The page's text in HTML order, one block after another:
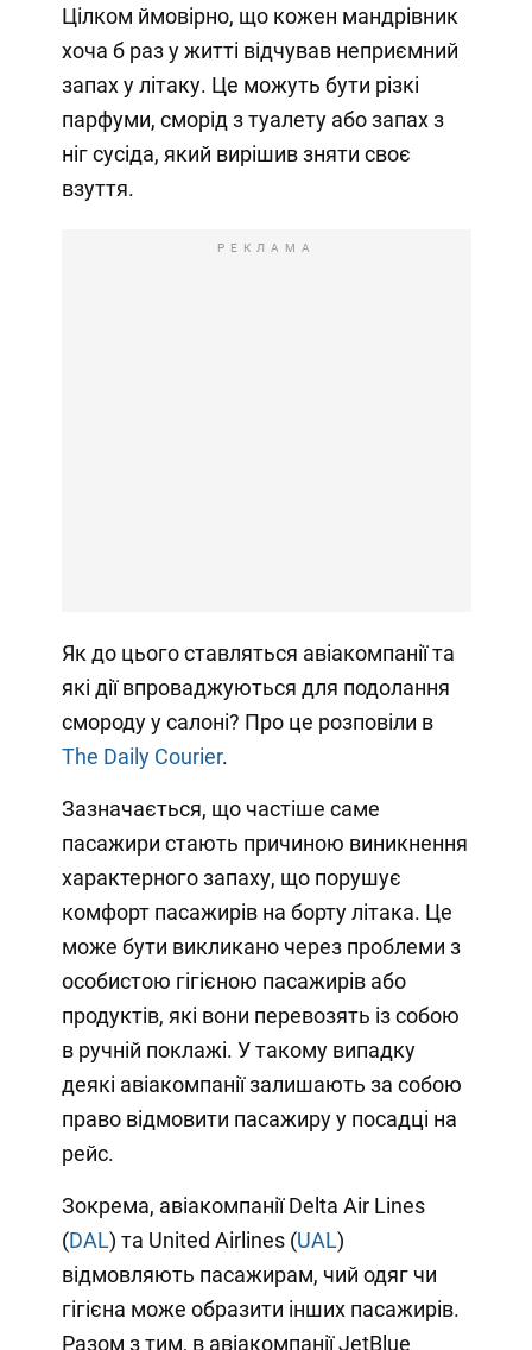
Цілком ймовірно, що кожен мандрівник
хоча б раз у житті відчував неприємний
запах у літаку. Це можуть бути різкі
парфуми, сморід з туалету або запах з
ніг сусіда, який вирішив зняти своє
взуття.
РЕКЛАМА
Як до цього ставляться авіакомпанії та
які дії впроваджуються для подолання
смороду у салоні? Про це розповіли в
The Daily Courier.
Зазначається, що частіше саме
пасажири стають причиною виникнення
характерного запаху, що порушує
комфорт пасажирів на борту літака. Це
може бути викликано через проблеми з
особистою гігієною пасажирів або
продуктів, які вони перевозять із собою
в ручній поклажі. У такому випадку
деякі авіакомпанії залишають за собою
право відмовити пасажиру у посадці на
рейс.
Зокрема, авіакомпанії Delta Air Lines
(DAL) та United Airlines (UAL)
відмовляють пасажирам, чий одяг чи
гігієна може образити інших пасажирів.
Разом з тим, в авіакомпанії JetBlue